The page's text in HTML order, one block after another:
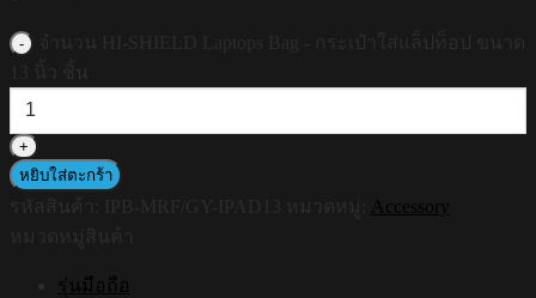
หยิบใส่ตะกร้า
Accessory
รุ่นมือถือ